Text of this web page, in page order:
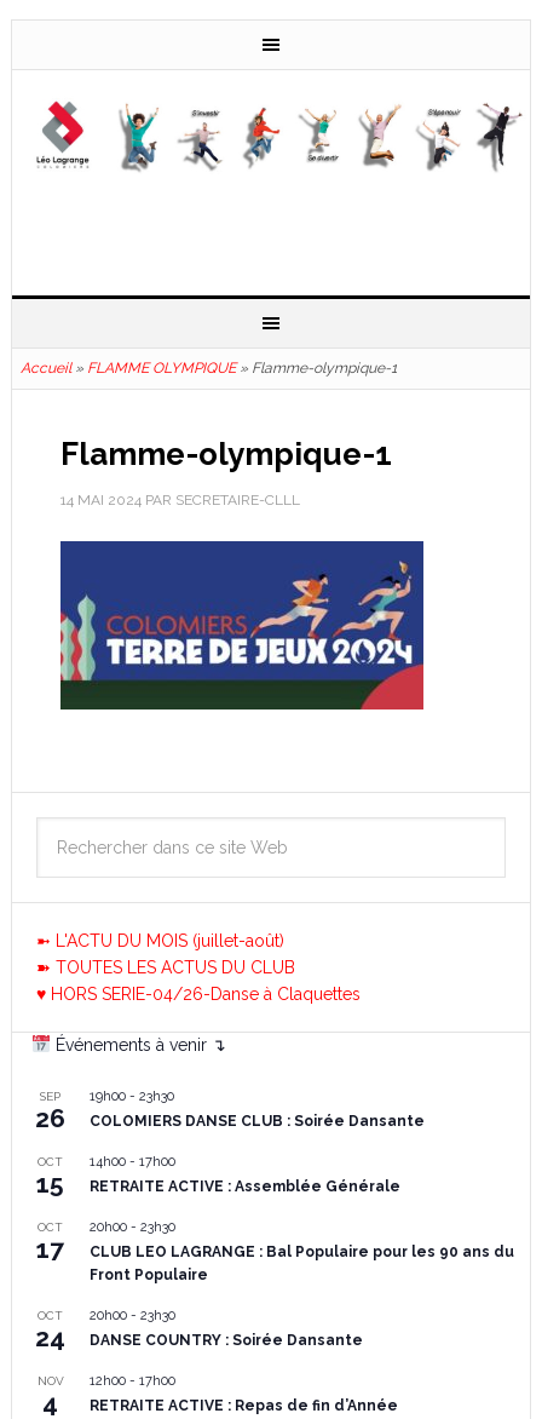
Accueil» FLAMME OLYMPIQUE» Flamme-olympique-1
Flamme-olympique-1
14 MAI 2024PAR SECRETAIRE-CLLL
➼ L'ACTU DU MOIS (juillet-août)
➽ TOUTES LES ACTUS DU CLUB
♥ HORS SERIE-04/26-Danse à Claquettes
Événements à venir ↴
SEP
26
19h00- 23h30
COLOMIERS DANSE CLUB : Soirée Dansante
OCT
15
14h00- 17h00
RETRAITE ACTIVE : Assemblée Générale
OCT
17
20h00- 23h30
CLUB LEO LAGRANGE : Bal Populaire pour les 90 ans du
Front Populaire
OCT
24
20h00- 23h30
DANSE COUNTRY : Soirée Dansante
NOV
4
12h00- 17h00
RETRAITE ACTIVE : Repas de fin d’Année